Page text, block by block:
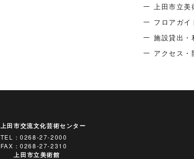
上田市立美
フロアガイ
施設貸出・
アクセス・
上田市交流文化芸術センター
TEL：0268-27-2000
FAX：0268-27-2310
上田市立美術館